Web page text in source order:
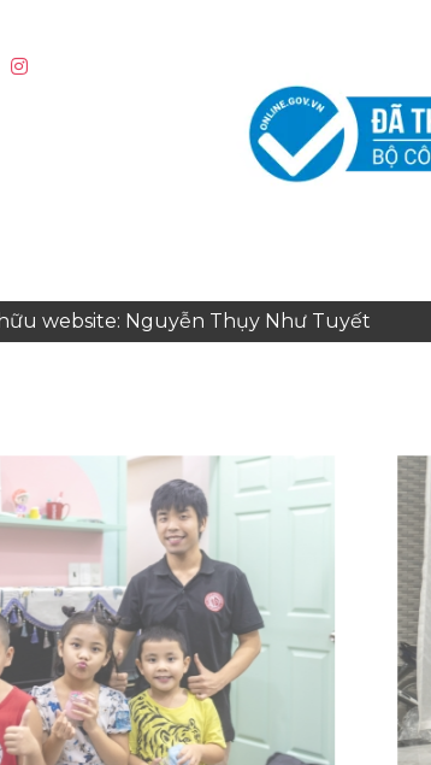
website: Nguyễn Thụy Như Tuyết